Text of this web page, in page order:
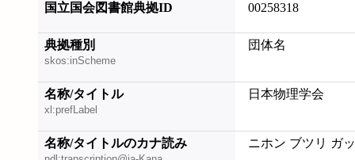
国立国会図書館典拠ID 00258318
典拠種別
skos:inScheme
団体名
名称/タイトル
xl:prefLabel
日本物理学会
名称/タイトルのカナ読み ニホン ブツリ ガ